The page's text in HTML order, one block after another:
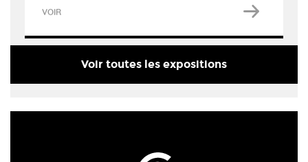
VOIR
Voir toutes les expositions